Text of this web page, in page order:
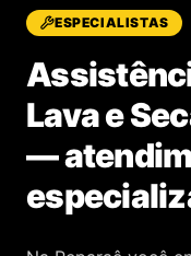
ESPECIALISTAS
Lava e
—